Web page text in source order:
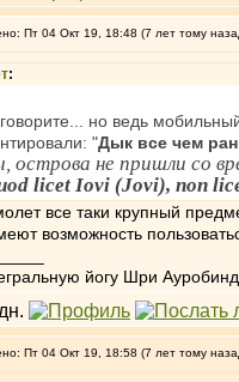
Пт 04 Окт 19, 18:48 (7 лет тому
:
но ведь
"Дык все чем
острова не пришли со
licet Iovi (Jovi), non
все таки крупный
возможность
йогу Шри
Пт 04 Окт 19, 18:58 (7 лет тому